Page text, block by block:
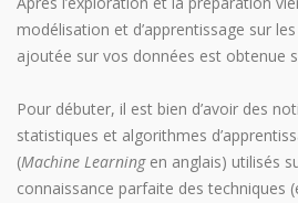
modélisation et d’apprentissage sur
ajoutée sur vos données est obtenue
Pour débuter, il est bien d’avoir des
statistiques et algorithmes
(Machine Learningen anglais) utilisés
connaissance parfaite des techniques